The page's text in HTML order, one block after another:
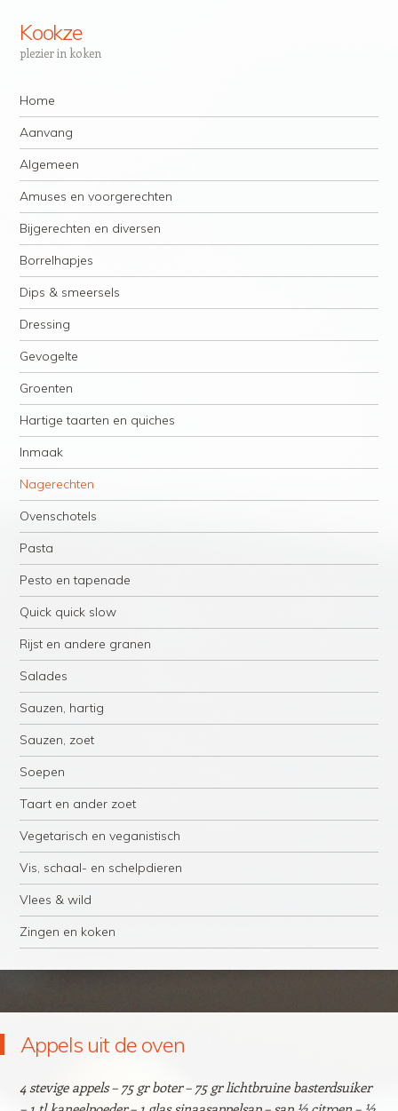
Kookze
plezier in koken
Navigatie
Spring naar inhoud
Home
Aanvang
Algemeen
Amuses en voorgerechten
Bijgerechten en diversen
Borrelhapjes
Dips & smeersels
Dressing
Gevogelte
Groenten
Hartige taarten en quiches
Inmaak
Nagerechten
Ovenschotels
Pasta
Pesto en tapenade
Quick quick slow
Rijst en andere granen
Salades
Sauzen, hartig
Sauzen, zoet
Soepen
Taart en ander zoet
Vegetarisch en veganistisch
Vis, schaal- en schelpdieren
Vlees & wild
Zingen en koken
Appels uit de oven
4 stevige appels – 75 gr boter – 75 gr lichtbruine basterdsuiker